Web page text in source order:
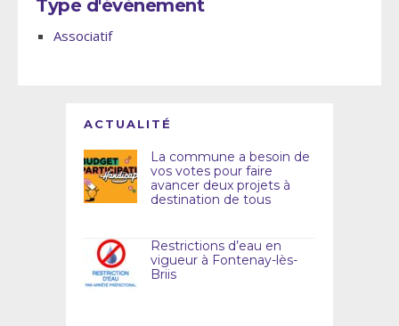
Type d'évènement
Associatif
ACTUALITÉ
La commune a besoin de
vos votes pour faire
avancer deux projets à
destination de tous
Restrictions d’eau en
vigueur à Fontenay-lès-
Briis